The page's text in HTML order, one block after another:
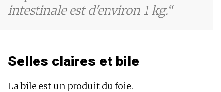
intestinale est d'environ 1 kg.
Selles claires et bile
La bile est un produit du foie.